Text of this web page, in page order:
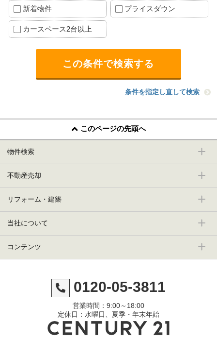
新着物件 プライスダウン
カースペース2台以上
条件を指定し直して検索
このページの先頭へ
物件検索
不動産売却
リフォーム・建築
当社について
コンテンツ
0120-05-3811
営業時間：9:00～18:00
定休日：水曜日、夏季・年末年始